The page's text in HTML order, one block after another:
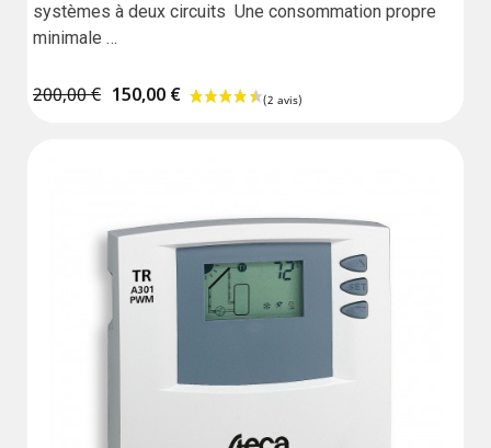
systèmes à deux circuits  Une consommation propre
minimale
Garantie : 2 ans
200,00 € 150,00 €